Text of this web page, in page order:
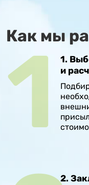
Как мы
1.
и
2.